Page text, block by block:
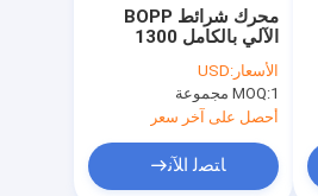
محرك شرائط BOPP
الآلي بالكامل 1300
الأسعار:USD
MOQ:1 مجموعة
أحصل على آخر سعر
ﺎﺘﺼﻟ ﺍﻶﻧ